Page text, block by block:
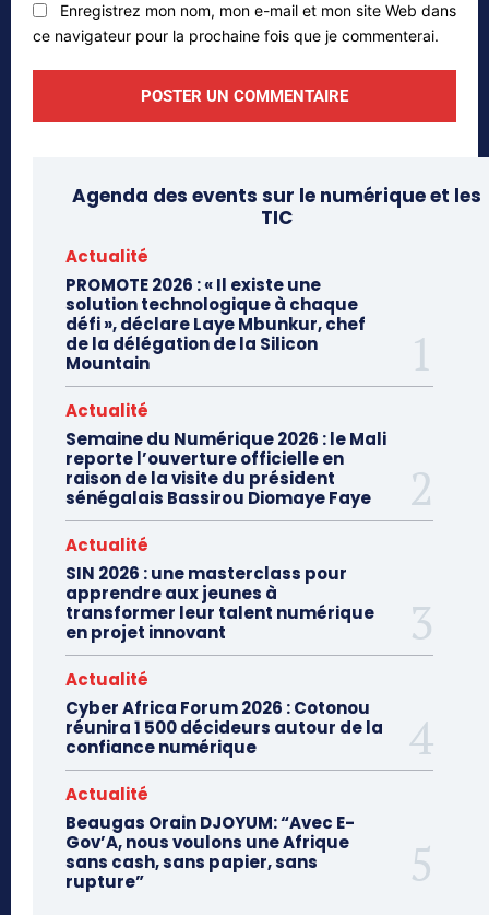
Enregistrez mon nom, mon e-mail et mon site Web dans
ce navigateur pour la prochaine fois que je commenterai.
Agenda des events sur le numérique et les
TIC
Actualité
PROMOTE 2026 : « Il existe une
solution technologique à chaque
défi », déclare Laye Mbunkur, chef
de la délégation de la Silicon
Mountain
Actualité
Semaine du Numérique 2026 : le Mali
reporte l’ouverture officielle en
raison de la visite du président
sénégalais Bassirou Diomaye Faye
Actualité
SIN 2026 : une masterclass pour
apprendre aux jeunes à
transformer leur talent numérique
en projet innovant
Actualité
Cyber Africa Forum 2026 : Cotonou
réunira 1 500 décideurs autour de la
confiance numérique
Actualité
Beaugas Orain DJOYUM: “Avec E-
Gov’A, nous voulons une Afrique
sans cash, sans papier, sans
rupture”